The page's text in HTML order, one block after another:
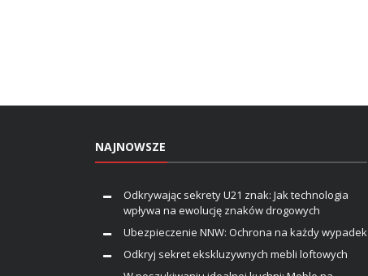
NAJNOWSZE
Odkrywając sekrety U21 znak: Jak technologia
wpływa na ewolucję znaków drogowych
Ubezpieczenie NNW: Ochrona na każdy wypadek
Odkryj sekret ekskluzywnych mebli loftowych